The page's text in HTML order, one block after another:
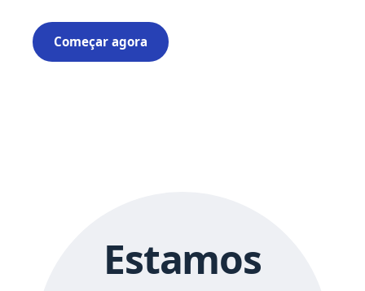
Começar agora
Estamos